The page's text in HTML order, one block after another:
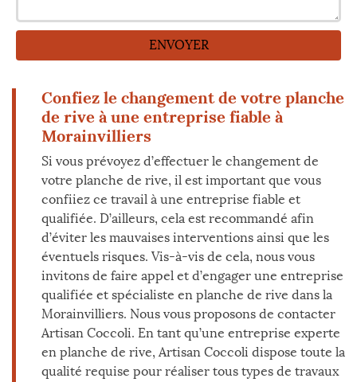
Confiez le changement de votre planche
de rive à une entreprise fiable à
Morainvilliers
Si vous prévoyez d’effectuer le changement de
votre planche de rive, il est important que vous
confiiez ce travail à une entreprise fiable et
qualifiée. D’ailleurs, cela est recommandé afin
d’éviter les mauvaises interventions ainsi que les
éventuels risques. Vis-à-vis de cela, nous vous
invitons de faire appel et d’engager une entreprise
qualifiée et spécialiste en planche de rive dans la
Morainvilliers. Nous vous proposons de contacter
Artisan Coccoli. En tant qu’une entreprise experte
en planche de rive, Artisan Coccoli dispose toute la
qualité requise pour réaliser tous types de travaux